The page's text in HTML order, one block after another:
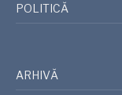
POLITICĂ
ARHIVĂ